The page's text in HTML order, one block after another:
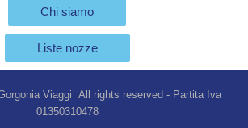
Chi siamo
Liste nozze
Viaggi All rights reserved - Partita Iva
01350310478